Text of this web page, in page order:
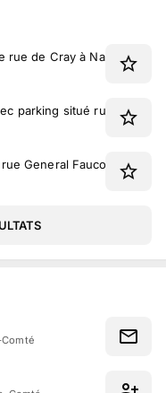
rue de Cray à Nan-sous-
parking situé rue du Petit
General Fauconnet à